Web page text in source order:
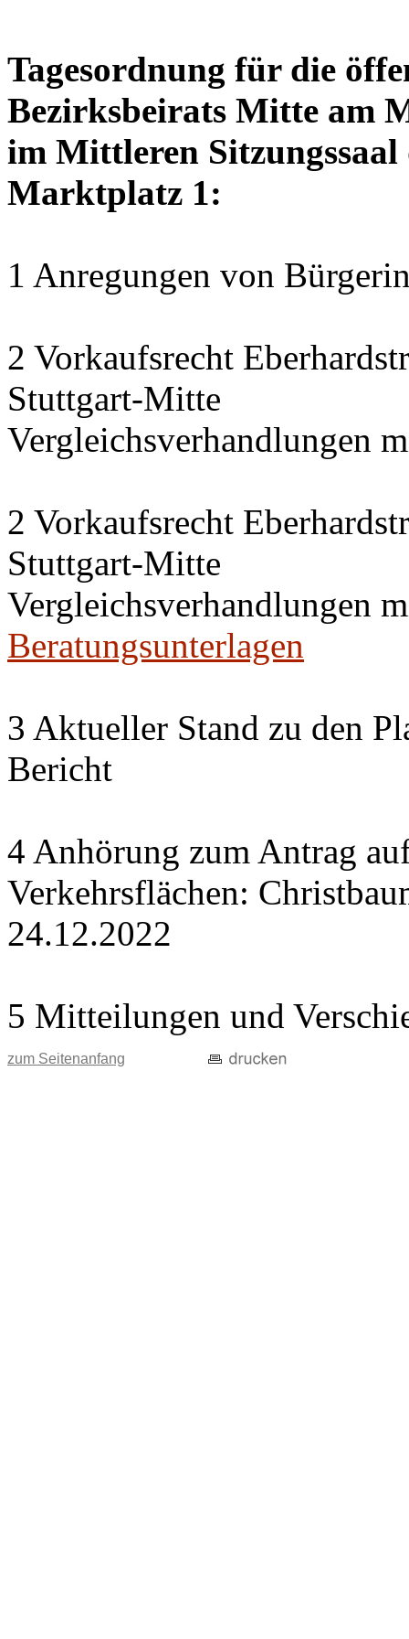
Tagesordnung für die
Bezirksbeirats Mitte am
im Mittleren Sitzungssaal
Marktplatz 1:
1 Anregungen von
2 Vorkaufsrecht
Stuttgart-Mitte
Vergleichsverhandlungen
2 Vorkaufsrecht
Stuttgart-Mitte
Vergleichsverhandlungen
Beratungsunterlagen
3 Aktueller Stand zu den
Bericht
4 Anhörung zum Antrag
Verkehrsflächen:
24.12.2022
5 Mitteilungen und
zum Seitenanfang